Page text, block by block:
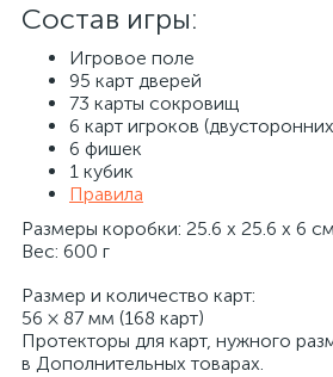
Состав игры:
Игровое поле
95 карт дверей
73 карты сокровищ
6 карт игроков
6 фишек
1 кубик
Правила
Размеры коробки: 25.6 х 25.6 х 6 cм
Вес: 600 г
Размер и количество карт:
56 × 87 мм (168 карт)
Протекторы для карт, нужного
в Дополнительных товарах.